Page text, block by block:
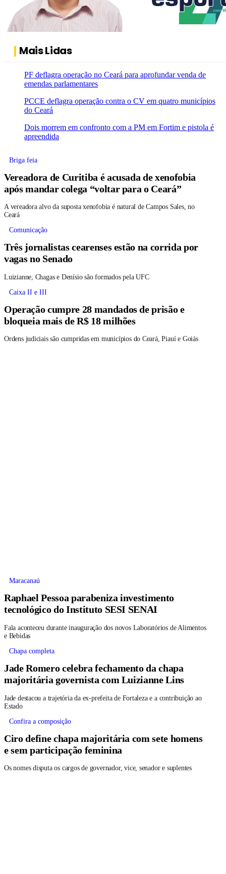
Mais Lidas
PF deflagra operação no Ceará para aprofundar venda de
emendas parlamentares
PCCE deflagra operação contra o CV em quatro municípios
do Ceará
Dois morrem em confronto com a PM em Fortim e pistola é
apreendida
Briga feia
Vereadora de Curitiba é acusada de xenofobia
após mandar colega “voltar para o Ceará”
A vereadora alvo da suposta xenofobia é natural de Campos Sales, no
Ceará
Comunicação
Três jornalistas cearenses estão na corrida por
vagas no Senado
Luizianne, Chagas e Denísio são formados pela UFC
Caixa II e III
Operação cumpre 28 mandados de prisão e
bloqueia mais de R$ 18 milhões
Ordens judiciais são cumpridas em municípios do Ceará, Piauí e Goiás
Maracanaú
Raphael Pessoa parabeniza investimento
tecnológico do Instituto SESI SENAI
Fala aconteceu durante inauguração dos novos Laboratórios de Alimentos
e Bebidas
Chapa completa
Jade Romero celebra fechamento da chapa
majoritária governista com Luizianne Lins
Jade destacou a trajetória da ex-prefeita de Fortaleza e a contribuição ao
Estado
Confira a composição
Ciro define chapa majoritária com sete homens
e sem participação feminina
Os nomes disputa os cargos de governador, vice, senador e suplentes